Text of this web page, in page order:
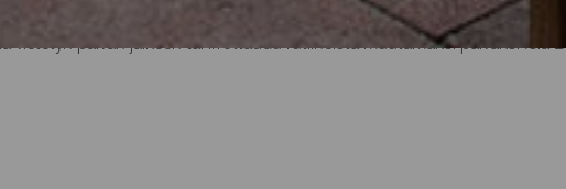
kaikenlaisille matkailijoille kautta koko saaren hieman yli
vietetyn päivän jälkeen tai irrottaudu rutiineista muutamaksi päiväksi Isla